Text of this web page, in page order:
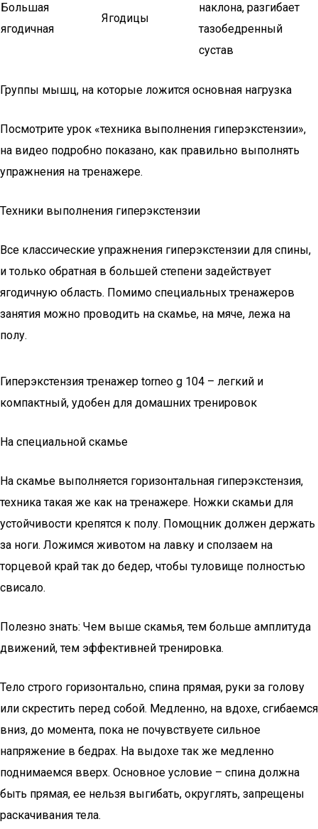
Большая
ягодичная
Ягодицы
наклона, разгибает
тазобедренный
сустав
Группы мышц, на которые ложится основная нагрузка
Посмотрите урок «техника выполнения гиперэкстензии»,
на видео подробно показано, как правильно выполнять
упражнения на тренажере.
Техники выполнения гиперэкстензии
Все классические упражнения гиперэкстензии для спины,
и только обратная в большей степени задействует
ягодичную область. Помимо специальных тренажеров
занятия можно проводить на скамье, на мяче, лежа на
полу.
Гиперэкстензия тренажер torneo g 104 – легкий и
компактный, удобен для домашних тренировок
На специальной скамье
На скамье выполняется горизонтальная гиперэкстензия,
техника такая же как на тренажере. Ножки скамьи для
устойчивости крепятся к полу. Помощник должен держать
за ноги. Ложимся животом на лавку и сползаем на
торцевой край так до бедер, чтобы туловище полностью
свисало.
Полезно знать: Чем выше скамья, тем больше амплитуда
движений, тем эффективней тренировка.
Тело строго горизонтально, спина прямая, руки за голову
или скрестить перед собой. Медленно, на вдохе, сгибаемся
вниз, до момента, пока не почувствуете сильное
напряжение в бедрах. На выдохе так же медленно
поднимаемся вверх. Основное условие – спина должна
быть прямая, ее нельзя выгибать, округлять, запрещены
раскачивания тела.